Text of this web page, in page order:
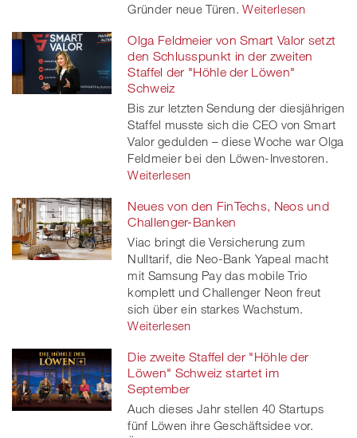
Gründer neue Türen. Weiterlesen
Olga Feldmeier von Smart Valor setzt
den Schlusspunkt in der zweiten
Staffel der "Höhle der Löwen"
Schweiz
Bis zur letzten Sendung der diesjährigen
Staffel musste sich die CEO von Smart
Valor gedulden – diese Woche war Olga
Feldmeier bei den Löwen-Investoren.
Weiterlesen
Neues von den FinTechs, Neos und
Challenger-Banken
Viac bringt die Versicherung zum
Nulltarif, die Neo-Bank Yapeal macht
mit Samsung Pay das mobile Trio
komplett und Challenger Neon freut
sich über ein starkes Wachstum.
Weiterlesen
Die zweite Staffel der "Höhle der
Löwen" Schweiz startet im
September
Auch dieses Jahr stellen 40 Startups
fünf Löwen ihre Geschäftsidee vor.